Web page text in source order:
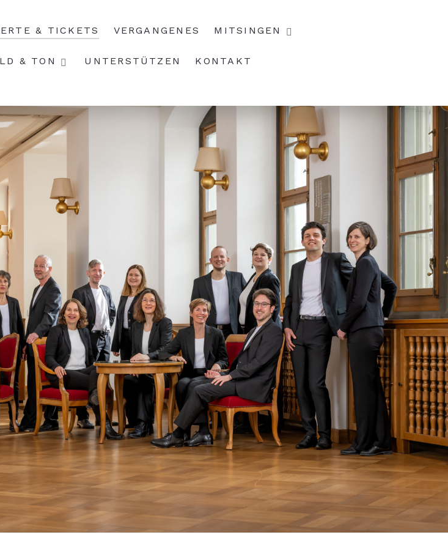
& TICKETS VERGANGENES MITSINGEN
& TON UNTERSTÜTZEN KONTAKT